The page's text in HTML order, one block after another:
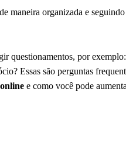
maneira organizada e
questionamentos, por
Essas são perguntas
e como você pode